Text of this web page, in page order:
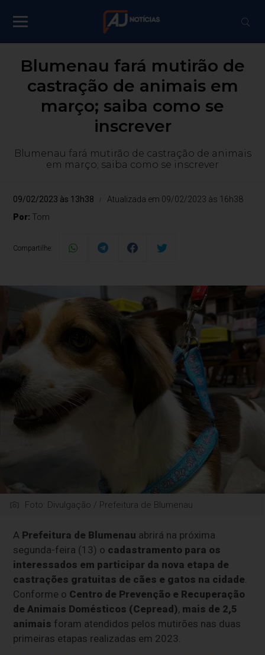
Blumenau fará mutirão de
castração de animais em
março; saiba como se
inscrever
Blumenau fará mutirão de castração de animais
em março; saiba como se inscrever
09/02/2023 às 13h38
Atualizada em 09/02/2023 às 16h38
Por: Tom
Compartilhe:
Foto: Divulgação / Prefeitura de Blumenau
A Prefeitura de Blumenau abrirá na próxima
segunda-feira (13) o cadastramento para os
interessados em participar da nova etapa de
castrações gratuitas de cães e gatos na cidade
Conforme o Centro de Prevenção e Recuperação
de Animais Domésticos (Cepread), mais de 2,5
animais foram atendidos pelos mutirões nas duas
primeiras etapas realizadas em 2023.